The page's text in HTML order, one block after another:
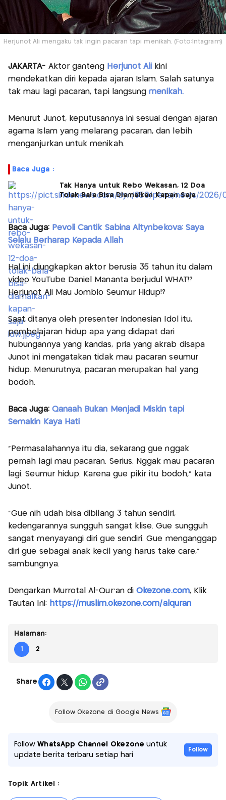
Herjunot Ali mengaku tak ingin pacaran tapi menikah. (Foto:Intagram)
JAKARTA- Aktor ganteng Herjunot Ali kini
mendekatkan diri kepada ajaran Islam. Salah satunya
tak mau lagi pacaran, tapi langsungmenikah.
Menurut Junot, keputusannya ini sesuai dengan ajaran
agama Islam yang melarang pacaran, dan lebih
menganjurkan untuk menikah.
Baca Juga :
Tak Hanya untuk Rebo Wekasan, 12 Doa
Tolak Bala Bisa Diamalkan Kapan Saja
Baca Juga: Pevoli Cantik Sabina Altynbekova: Saya
Selalu Berharap Kepada Allah
Hal ini diungkapkan aktor berusia 35 tahun itu dalam
video YouTube Daniel Mananta berjudul WHAT!?
Herjunot Ali Mau Jomblo Seumur Hidup!?
Saat ditanya oleh presenter Indonesian Idol itu,
pembelajaran hidup apa yang didapat dari
hubungannya yang kandas, pria yang akrab disapa
Junot ini mengatakan tidak mau pacaran seumur
hidup. Menurutnya, pacaran merupakan hal yang
bodoh.
Baca Juga:Qanaah Bukan Menjadi Miskin tapi
Semakin Kaya Hati
"Permasalahannya itu dia, sekarang gue nggak
pernah lagi mau pacaran. Serius. Nggak mau pacaran
lagi. Seumur hidup. Karena gue pikir itu bodoh," kata
Junot.
"Gue nih udah bisa dibilang 3 tahun sendiri,
kedengarannya sungguh sangat klise. Gue sungguh
sangat menyayangi diri gue sendiri. Gue menganggap
diri gue sebagai anak kecil yang harus take care,"
sambungnya.
Dengarkan Murrotal Al-Qur'an diOkezone.com, Klik
Tautan Ini: https://muslim.okezone.com/alquran
Halaman:
1 2
Share
Follow Okezone di Google News
FollowWhatsApp Channel Okezone untuk
update berita terbaru setiap hari
Follow
Topik Artikel :